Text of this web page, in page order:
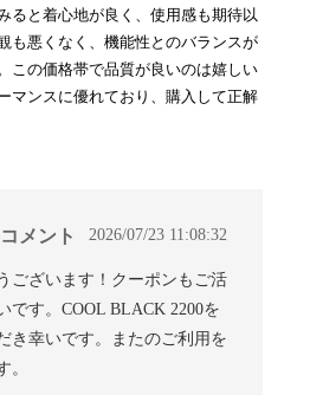
ると着心地が良く、使用感も期待以
も悪くなく、機能性とのバランスが
この価格帯で品質が良いのは嬉しい
マンスに優れており、購入して正解
メント 2026/07/23 11:08:32
ございます！クーポンもご活
です。COOL BLACK 2200を
き幸いです。またのご利用を
。